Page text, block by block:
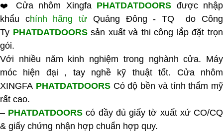
❤️ Cửa nhôm Xingfa PHATDATDOORS được nhập
khẩu chính hãng từ Quảng Đông - TQ do Công
Ty PHATDATDOORSsản xuất và thi công lắp đặt trọn
gói.
Với nhiều năm kinh nghiệm trong nghành cửa. Máy
móc hiện đại , tay nghề kỹ thuật tốt. Cửa nhôm
XINGFA PHATDATDOORSCó độ bền và tính thẩm mỹ
rất cao.
– PHATDATDOORS có đầy đủ giấy tờ xuất xứ CO/CQ
& giấy chứng nhận hợp chuẩn hợp quy.